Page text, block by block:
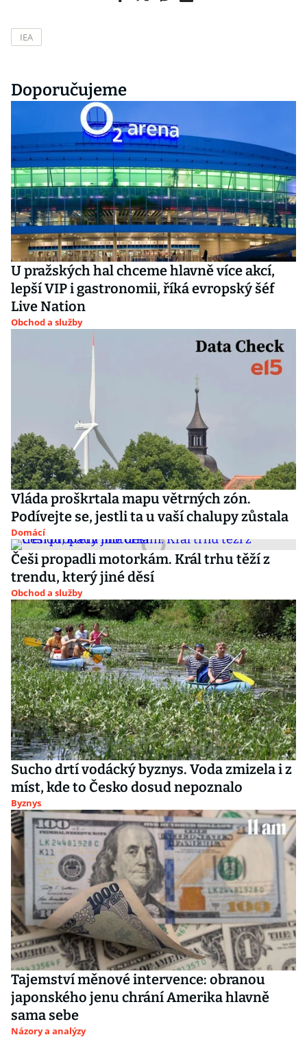
IEA
Doporučujeme
U pražských hal chceme hlavně více akcí,
lepší VIP i gastronomii, říká evropský šéf
Live Nation
Obchod a služby
Vláda proškrtala mapu větrných zón.
Podívejte se, jestli ta u vaší chalupy zůstala
Domácí
Češi propadli motorkám. Král trhu těží z
trendu, který jiné děsí
Obchod a služby
Sucho drtí vodácký byznys. Voda zmizela i z
míst, kde to Česko dosud nepoznalo
Byznys
Tajemství měnové intervence: obranou
japonského jenu chrání Amerika hlavně
sama sebe
Názory a analýzy